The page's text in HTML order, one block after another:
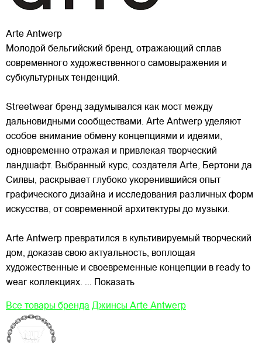
Arte Antwerp
Молодой бельгийский бренд, отражающий сплав
современного художественного самовыражения и
субкультурных тенденций.
Streetwear бренд задумывался как мост между
дальновидными сообществами. Arte Antwerp уделяют
особое внимание обмену концепциями и идеями,
одновременно отражая и привлекая творческий
ландшафт. Выбранный курс, создателя Arte, Бертони да
Силвы, раскрывает глубоко укоренившийся опыт
графического дизайна и исследования различных форм
искусства, от современной архитектуры до музыки.
Arte Antwerp превратился в культивируемый творческий
дом, доказав свою актуальность, воплощая
художественные и своевременные концепции в ready to
wear коллекциях. ... Показать
Все товары бренда Джинсы Arte Antwerp